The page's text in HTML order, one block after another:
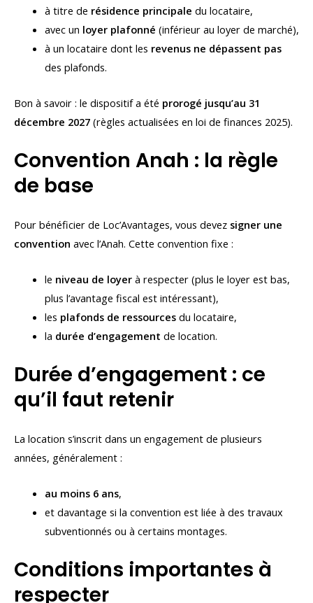
à titre de résidence principale du locataire,
avec un loyer plafonné (inférieur au loyer de marché),
à un locataire dont les revenus ne dépassent pas
des plafonds.
Bon à savoir : le dispositif a été prorogé jusqu’au 31
décembre 2027 (règles actualisées en loi de finances 2025).
Convention Anah : la règle
de base
Pour bénéficier de Loc’Avantages, vous devez signer une
convention avec l’Anah. Cette convention fixe :
le niveau de loyerà respecter (plus le loyer est bas,
plus l’avantage fiscal est intéressant),
les plafonds de ressourcesdu locataire,
la durée d’engagement de location.
Durée d’engagement : ce
qu’il faut retenir
La location s’inscrit dans un engagement de plusieurs
années, généralement :
au moins 6 ans,
et davantage si la convention est liée à des travaux
subventionnés ou à certains montages.
Conditions importantes à
respecter